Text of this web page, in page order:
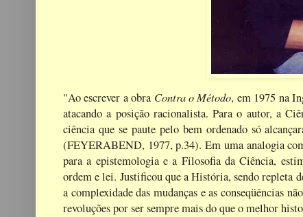
"Ao escrever a obra Contra o Método, em 1975 na
atacando a posição racionalista. Para o autor, a
ciência que se paute pelo bem ordenado só
(FEYERABEND, 1977, p.34). Em uma analogia
para a epistemologia e a Filosofia da Ciência,
ordem e lei. Justificou que a História, sendo repleta
a complexidade das mudanças e as conseqüências
revoluções por ser sempre mais do que o melhor